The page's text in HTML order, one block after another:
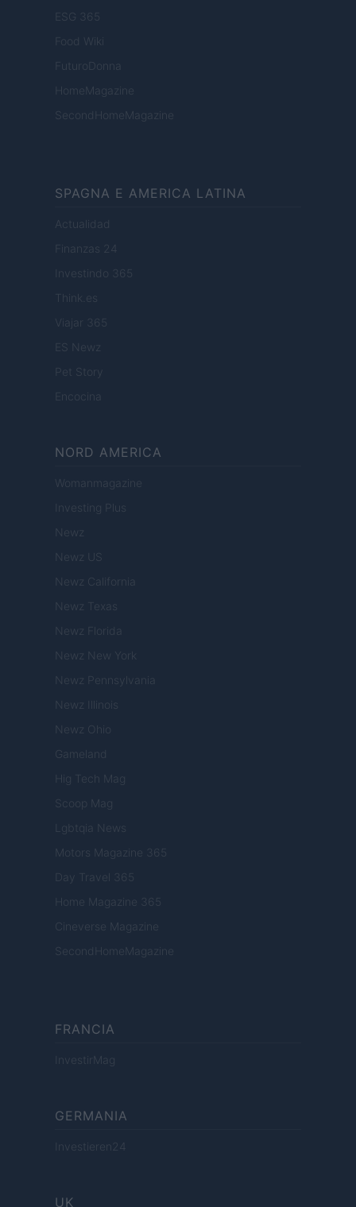
ESG 365
Food Wiki
FuturoDonna
HomeMagazine
SecondHomeMagazine
SPAGNA E AMERICA LATINA
Actualidad
Finanzas 24
Investindo 365
Think.es
Viajar 365
ES Newz
Pet Story
Encocina
NORD AMERICA
Womanmagazine
Investing Plus
Newz
Newz US
Newz California
Newz Texas
Newz Florida
Newz New York
Newz Pennsylvania
Newz Illinois
Newz Ohio
Gameland
Hig Tech Mag
Scoop Mag
Lgbtqia News
Motors Magazine 365
Day Travel 365
Home Magazine 365
Cineverse Magazine
SecondHomeMagazine
FRANCIA
InvestirMag
GERMANIA
Investieren24
UK